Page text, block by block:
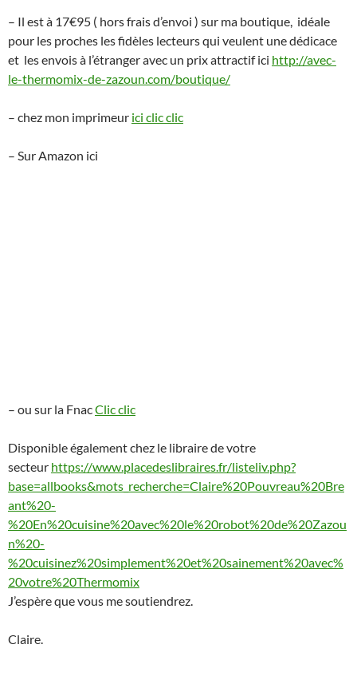
– Il est à 17€95 ( hors frais d’envoi ) sur ma boutique, idéale
pour les proches les fidèles lecteurs qui veulent une dédicace
et les envois à l’étranger avec un prix attractif ici http://avec-
le-thermomix-de-zazoun.com/boutique/
– chez mon imprimeur ici clic clic
– Sur Amazon ici
– ou sur la FnacClic clic
Disponible également chez le libraire de votre
secteur https://www.placedeslibraires.fr/listeliv.php?
base=allbooks&mots_recherche=Claire%20Pouvreau%20Bre
ant%20-
%20En%20cuisine%20avec%20le%20robot%20de%20Zazou
n%20-
%20cuisinez%20simplement%20et%20sainement%20avec%
20votre%20Thermomix
J’espère que vous me soutiendrez.
Claire.